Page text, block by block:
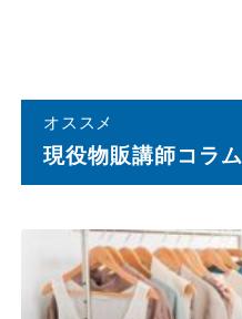
オススメ
現役物販講師コラム